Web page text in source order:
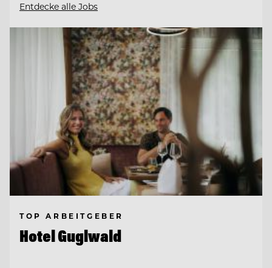
Entdecke alle Jobs
TOP ARBEITGEBER
Hotel Guglwald